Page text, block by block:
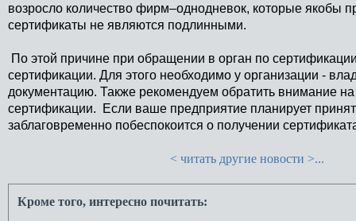
возросло количество фирм–однодневок, которые якобы
сертификаты не являются подлинными.
По этой причине при обращении в орган по
сертификации. Для этого необходимо у организации -
документацию. Также рекомендуем обратить внимание
сертификации. Если ваше предприятие планирует
заблаговременно побеспокоится о получении
< читать другие новости >...
Кроме того, интересно почитать: